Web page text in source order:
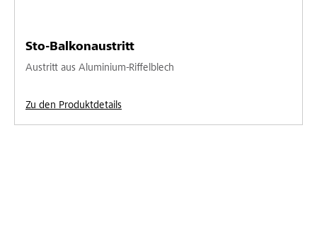
Sto-Balkonaustritt
Austritt aus Aluminium-Riffelblech
Zu den Produktdetails